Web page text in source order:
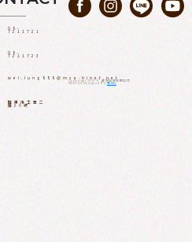
08-
7211721
08-
7211723
wei.lung888@msa.hinet.net
屏東市工業二
路20號
Copyright 2023 © 葳龍貿易有限公司
Website Designed ByRENU